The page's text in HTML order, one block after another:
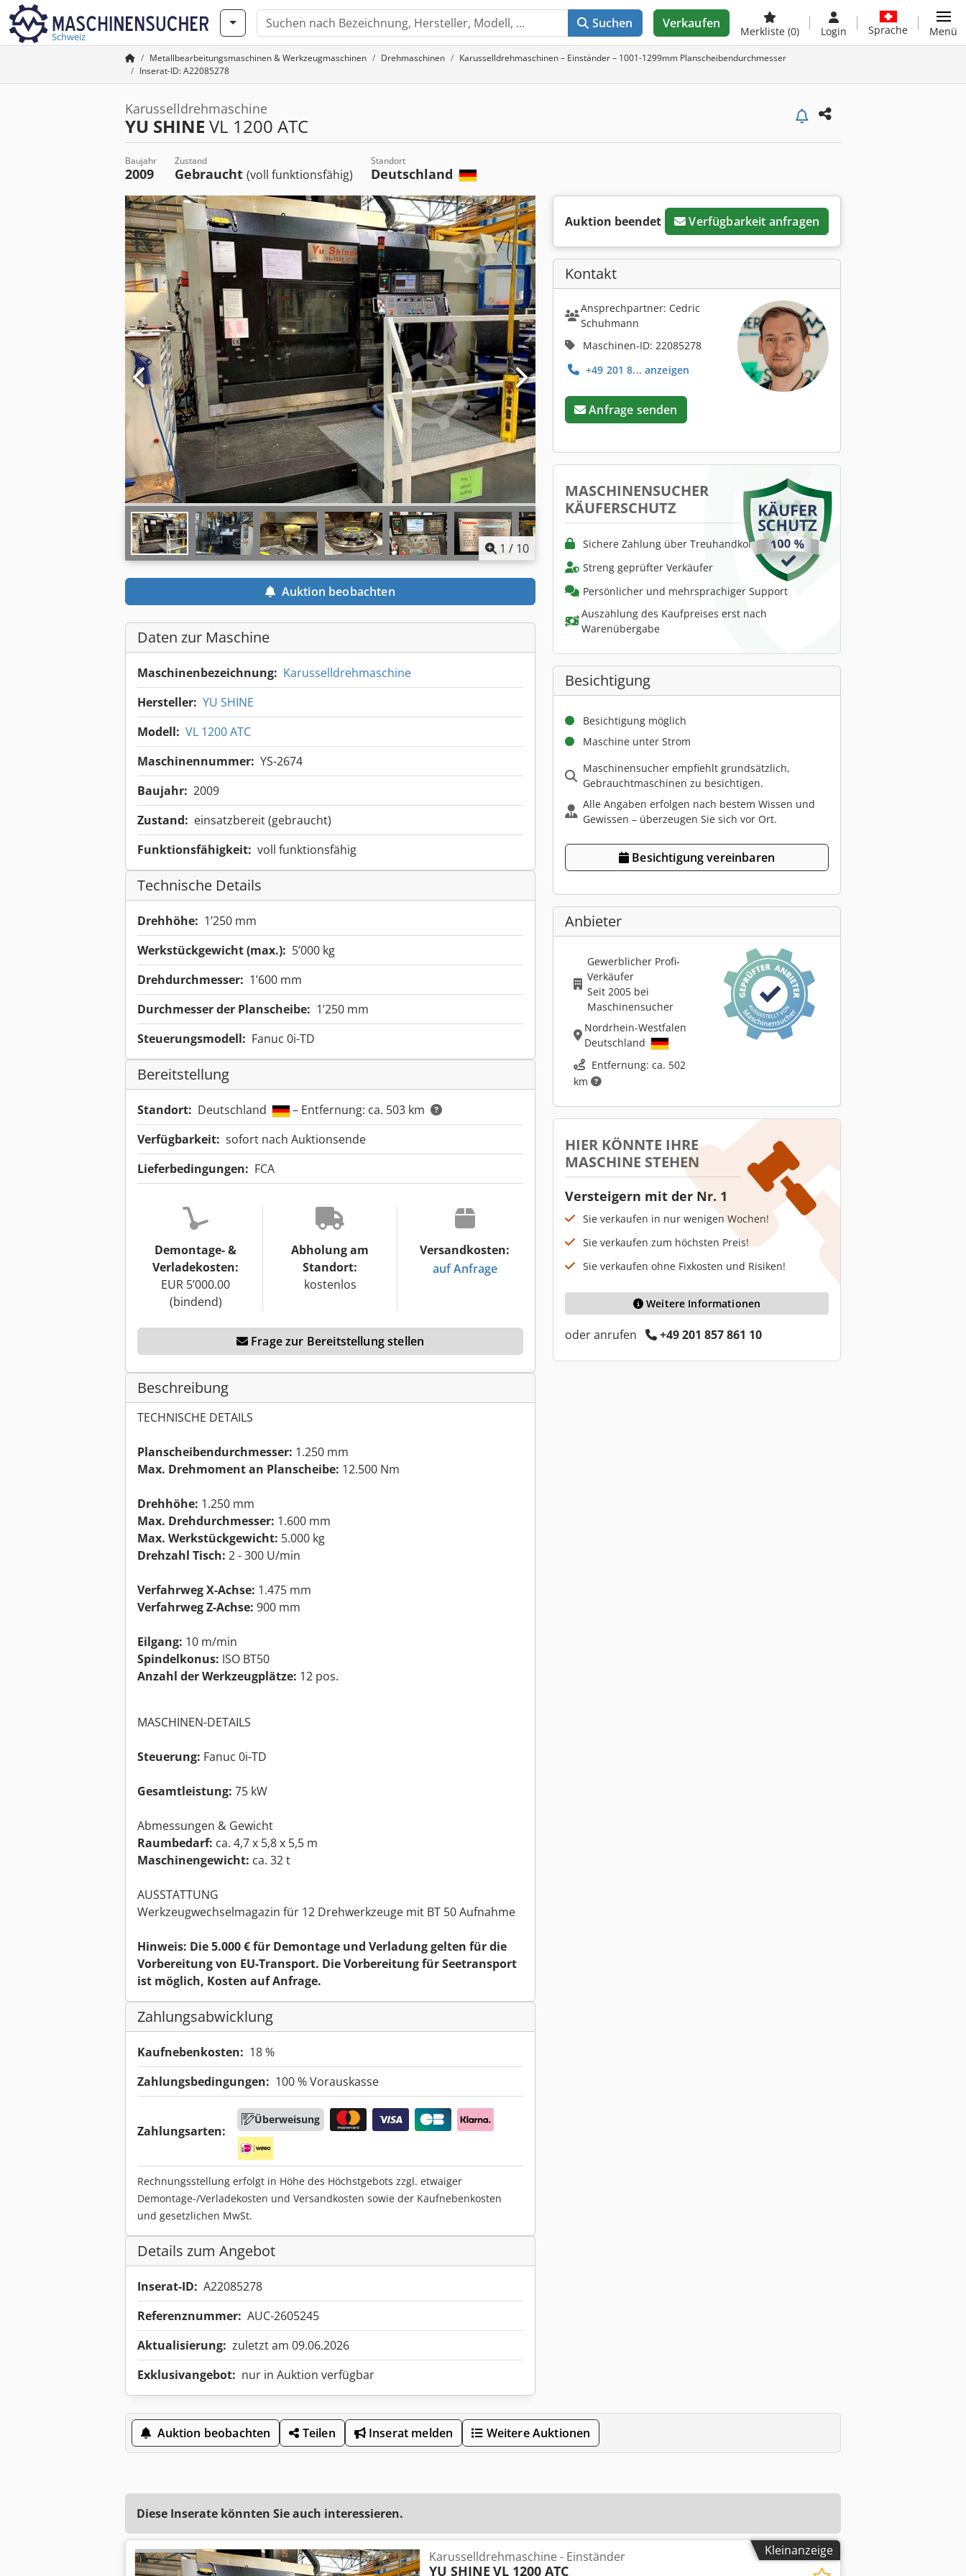
Schweiz
Suchen Verkaufen
Merkliste (0) Login Sprache Menü
Metallbearbeitungsmaschinen & Werkzeugmaschinen Drehmaschinen
Karusselldrehmaschinen – Einständer – 1001-1299mm Planscheibendurchmesser
Inserat-ID: A22085278
Karusselldrehmaschine
YU SHINE VL 1200 ATC
Baujahr
2009
Zustand
Gebraucht (voll funktionsfähig)
Standort
Deutschland
1 / 10
Auktion beobachten
Daten zur Maschine
Maschinenbezeichnung: Karusselldrehmaschine
Hersteller: YU SHINE
Modell: VL 1200 ATC
Maschinennummer: YS-2674
Baujahr: 2009
Zustand: einsatzbereit (gebraucht)
Funktionsfähigkeit: voll funktionsfähig
Technische Details
Drehhöhe: 1’250 mm
Werkstückgewicht (max.): 5’000 kg
Drehdurchmesser: 1’600 mm
Durchmesser der Planscheibe: 1’250 mm
Steuerungsmodell: Fanuc 0i-TD
Bereitstellung
Standort: Deutschland
– Entfernung: ca. 503 km
Verfügbarkeit: sofort nach Auktionsende
Lieferbedingungen: FCA
Demontage- &
Verladekosten:
EUR 5’000.00
(bindend)
Abholung am
Standort:
kostenlos
Versandkosten:
auf Anfrage
Frage zur Bereitstellung stellen
Beschreibung
TECHNISCHE DETAILS
Planscheibendurchmesser: 1.250 mm
Max. Drehmoment an Planscheibe: 12.500 Nm
Drehhöhe: 1.250 mm
Max. Drehdurchmesser: 1.600 mm
Max. Werkstückgewicht: 5.000 kg
Drehzahl Tisch: 2 - 300 U/min
Verfahrweg X-Achse: 1.475 mm
Verfahrweg Z-Achse: 900 mm
Eilgang: 10 m/min
Spindelkonus: ISO BT50
Anzahl der Werkzeugplätze: 12 pos.
MASCHINEN-DETAILS
Steuerung: Fanuc 0i-TD
Gesamtleistung: 75 kW
Abmessungen & Gewicht
Raumbedarf: ca. 4,7 x 5,8 x 5,5 m
Maschinengewicht: ca. 32 t
AUSSTATTUNG
Werkzeugwechselmagazin für 12 Drehwerkzeuge mit BT 50 Aufnahme
Hinweis: Die 5.000 € für Demontage und Verladung gelten für die
Vorbereitung von EU-Transport. Die Vorbereitung für Seetransport
ist möglich, Kosten auf Anfrage.
Zahlungsabwicklung
Kaufnebenkosten: 18 %
Zahlungsbedingungen: 100 % Vorauskasse
Zahlungsarten:
Überweisung
Rechnungsstellung erfolgt in Höhe des Höchstgebots zzgl. etwaiger
Demontage-/Verladekosten und Versandkosten sowie der Kaufnebenkosten
und gesetzlichen MwSt.
Details zum Angebot
Inserat-ID: A22085278
Referenznummer: AUC-2605245
Aktualisierung: zuletzt am 09.06.2026
Exklusivangebot: nur in Auktion verfügbar
Auktion beendet Verfügbarkeit anfragen
Kontakt
Ansprechpartner: Cedric
Schuhmann
Maschinen-ID: 22085278
+49 201 8... anzeigen
Anfrage senden
MASCHINENSUCHER
KÄUFERSCHUTZ
Sichere Zahlung über Treuhandkonto
Streng geprüfter Verkäufer
Persönlicher und mehrsprachiger Support
Auszahlung des Kaufpreises erst nach
Warenübergabe
Besichtigung
Besichtigung möglich
Maschine unter Strom
Maschinensucher empfiehlt grundsätzlich,
Gebrauchtmaschinen zu besichtigen.
Alle Angaben erfolgen nach bestem Wissen und
Gewissen – überzeugen Sie sich vor Ort.
Besichtigung vereinbaren
Anbieter
Gewerblicher Profi-
Verkäufer
Seit 2005 bei
Maschinensucher
Nordrhein-Westfalen
Deutschland
Entfernung: ca. 502
km
HIER KÖNNTE IHRE
MASCHINE STEHEN
Versteigern mit der Nr. 1
Sie verkaufen in nur wenigen Wochen!
Sie verkaufen zum höchsten Preis!
Sie verkaufen ohne Fixkosten und Risiken!
Weitere Informationen
oder anrufen +49 201 857 861 10
Auktion beobachten Teilen Inserat melden Weitere Auktionen
Diese Inserate könnten Sie auch interessieren.
Kleinanzeige
Karusselldrehmaschine - Einständer
YU SHINE VL 1200 ATC